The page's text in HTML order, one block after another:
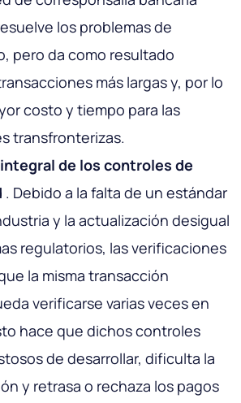
los problemas de
pero da como resultado
más largas y, por lo
costo y tiempo para las
transfronterizas.
de los controles de
. Debido a la falta de un estándar
y la actualización desigual
regulatorios, las verificaciones
la misma transacción
verificarse varias veces en
hace que dichos controles
de desarrollar, dificulta la
y retrasa o rechaza los pagos